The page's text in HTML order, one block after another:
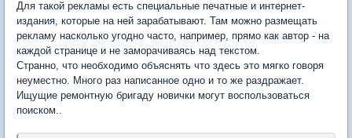
Для такой рекламы есть специальные печатные и интернет-
издания, которые на ней зарабатывают. Там можно размещать
рекламу насколько угодно часто, например, прямо как автор - на
каждой странице и не заморачиваясь над текстом.
Странно, что необходимо объяснять что здесь это мягко говоря
неуместно. Много раз написанное одно и то же раздражает.
Ищущие ремонтную бригаду новички могут воспользоваться
поиском..